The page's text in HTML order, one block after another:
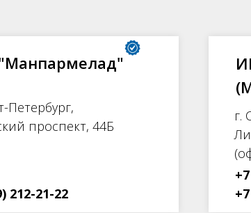
Петербург,
проспект, 44Б
212-21-22
г.